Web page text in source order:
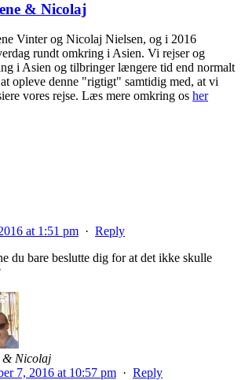
& Nicolaj
Vinter og Nicolaj Nielsen, og i 2016
rundt omkring i Asien. Vi rejser og
i Asien og tilbringer længere tid end normalt
opleve denne "rigtigt" samtidig med, at vi
vores rejse. Læs mere omkring os her
at 1:51 pm · Reply
du bare beslutte dig for at det ikke skulle
& Nicolaj
7, 2016 at 10:57 pm · Reply